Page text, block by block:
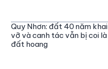
Quy Nhơn: đất 40 năm khai
vỡ và canh tác vẫn bị coi là
đất hoang